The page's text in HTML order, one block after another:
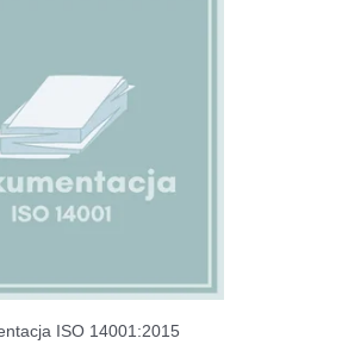
ISO 14001:2015